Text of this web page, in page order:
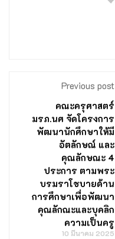
Previous post
คณะครุศาสตร์
มรภ.นศ จัดโครงการ
พัฒนานักศึกษาให้มี
อัตลักษณ์ และ
คุณลักษณะ 4
ประการ ตามพระ
บรมราโชบายด้าน
การศึกษาเพื่อพัฒนา
คุณลักณะและบุคลิก
ความเป็นครู
10 มีนาคม 2025